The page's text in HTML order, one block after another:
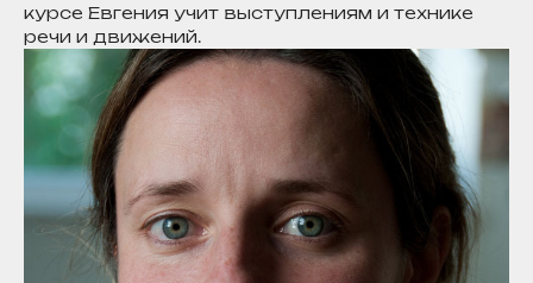
курсе Евгения учит выступлениям и технике
речи и движений.